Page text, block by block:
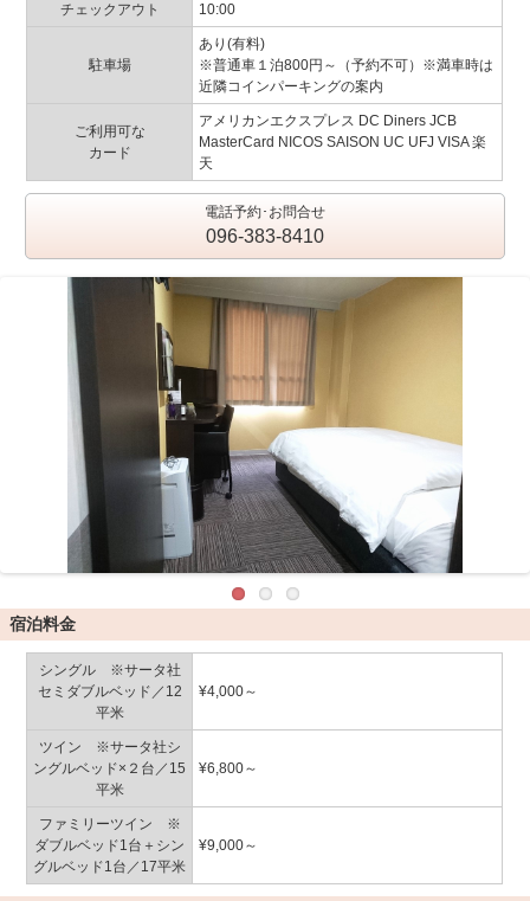
チェックアウト 10:00
駐車場
あり(有料)
※普通車１泊800円～（予約不可）※満車時は
近隣コインパーキングの案内
ご利用可な
カード
アメリカンエクスプレス DC Diners JCB
MasterCard NICOS SAISON UC UFJ VISA 楽
天
電話予約･お問合せ
096-383-8410
宿泊料金
シングル ※サータ社
セミダブルベッド／12
平米
¥4,000～
ツイン ※サータ社シ
ングルベッド×２台／15
平米
¥6,800～
ファミリーツイン ※
ダブルベッド1台＋シン
グルベッド1台／17平米
¥9,000～